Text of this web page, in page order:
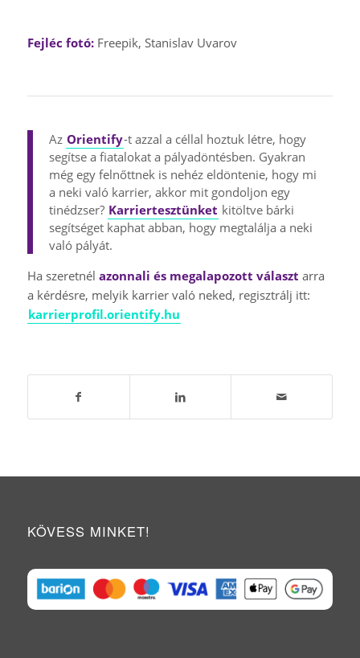
Fejléc fotó:Freepik, Stanislav Uvarov
Az Orientify-t azzal a céllal hoztuk létre, hogy
segítse a fiatalokat a pályadöntésben. Gyakran
még egy felnőttnek is nehéz eldöntenie, hogy mi
a neki való karrier, akkor mit gondoljon egy
tinédzser? Karriertesztünket kitöltve bárki
segítséget kaphat abban, hogy megtalálja a neki
való pályát.
Ha szeretnél azonnali és megalapozott választ arra
a kérdésre, melyik karrier való neked, regisztrálj itt:
karrierprofil.orientify.hu
KÖVESS MINKET!